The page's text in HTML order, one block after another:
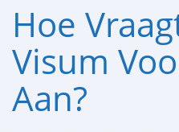
Hoe
Visum
Aan?